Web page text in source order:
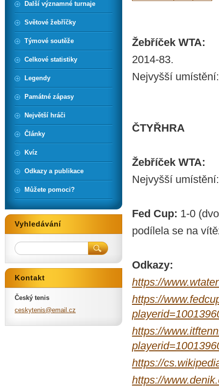
Žebříček WTA:
2014-83.
Nejvyšší
ČTYŘHRA
Žebříček WTA:
Nejvyšší
Fed Cup: 1-0
podílela se na
Odkazy:
https://
https://
https://
https://
https://
Další významné turnaje
Světové žebříčky
Týmové soutěže
Celkové statistiky
Legendy
Památné zápasy
Největší hráči
Články
Kvíz
Odkazy a publikace
Můžete pomoci?
Vyhledávání
Kontakt
Český tenis
ceskytenis@email .cz